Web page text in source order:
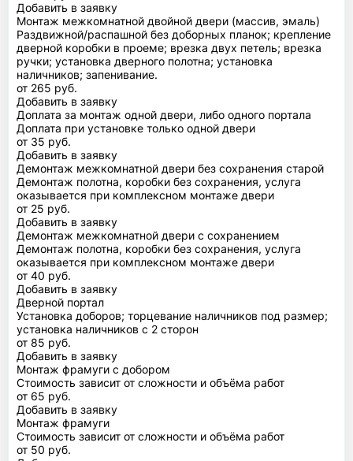
Добавить в заявку
Монтаж межкомнатной двойной двери (массив, эмаль)
Раздвижной/распашной без доборных планок; крепление
дверной коробки в проеме; врезка двух петель; врезка
ручки; установка дверного полотна; установка
наличников; запенивание.
от 265 руб.
Добавить в заявку
Доплата за монтаж одной двери, либо одного портала
Доплата при установке только одной двери
от 35 руб.
Добавить в заявку
Демонтаж межкомнатной двери без сохранения старой
Демонтаж полотна, коробки без сохранения, услуга
оказывается при комплексном монтаже двери
от 25 руб.
Добавить в заявку
Демонтаж межкомнатной двери с сохранением
Демонтаж полотна, коробки без сохранения, услуга
оказывается при комплексном монтаже двери
от 40 руб.
Добавить в заявку
Дверной портал
Установка доборов; торцевание наличников под размер;
установка наличников с 2 сторон
от 85 руб.
Добавить в заявку
Монтаж фрамуги с добором
Стоимость зависит от сложности и объёма работ
от 65 руб.
Добавить в заявку
Монтаж фрамуги
Стоимость зависит от сложности и объёма работ
от 50 руб.